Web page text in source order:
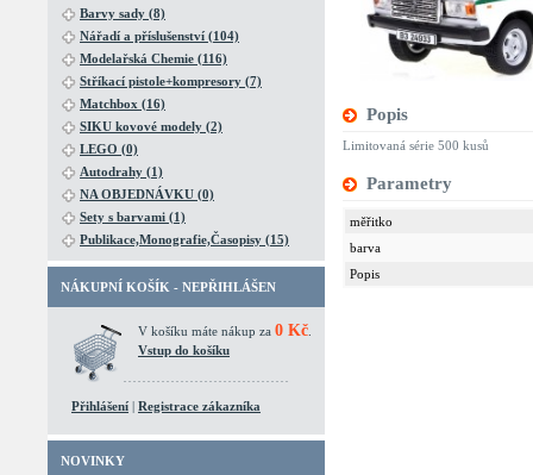
Barvy sady (8)
Nářadí a příslušenství (104)
Modelařská Chemie (116)
Stříkací pistole+kompresory (7)
Matchbox (16)
SIKU kovové modely (2)
LEGO (0)
Autodrahy (1)
NA OBJEDNÁVKU (0)
Sety s barvami (1)
Publikace,Monografie,Časopisy (15)
NÁKUPNÍ KOŠÍK - NEPŘIHLÁŠEN
V košíku máte nákup za 0 Kč
Vstup do košíku
Přihlášení | Registrace zákazníka
NOVINKY
Popis
Limitovaná série 500 kusů
Parametry
měřitko
barva
Popis